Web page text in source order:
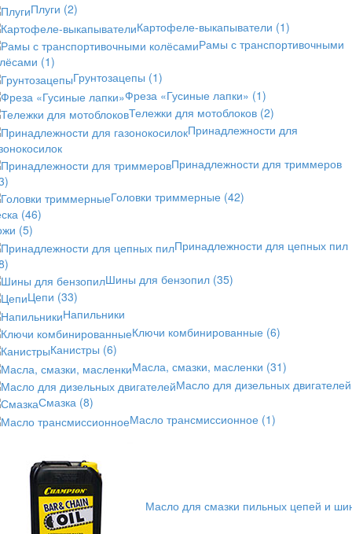
Плуги (2)
Картофеле-выкапыватели (1)
Рамы с транспортивочными
(1)
Грунтозацепы (1)
Фреза «Гусиные лапки» (1)
Тележки для мотоблоков (2)
Принадлежности для
Принадлежности для триммеров
Головки триммерные (42)
(46)
(5)
Принадлежности для цепных пил
Шины для бензопил (35)
Цепи (33)
Напильники
Ключи комбинированные (6)
Канистры (6)
Масла, смазки, масленки (31)
Масло для дизельных двигателей
Смазка (8)
Масло трансмиссионное (1)
Масло для смазки пильных цепей и